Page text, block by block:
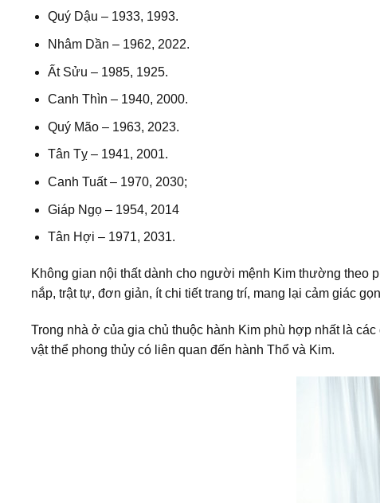
Quý Dậu – 1933, 1993.
Nhâm Dần – 1962, 2022.
Ất Sửu – 1985, 1925.
Canh Thìn – 1940, 2000.
Quý Mão – 1963, 2023.
Tân Tỵ – 1941, 2001.
Canh Tuất – 1970, 2030;
Giáp Ngọ – 1954, 2014
Tân Hợi – 1971, 2031.
Không gian nội thất dành cho người mệnh Kim thường theo
nắp, trật tự, đơn giản, ít chi tiết trang trí, mang lại cảm giác
Trong nhà ở của gia chủ thuộc hành Kim phù hợp nhất là
vật thể phong thủy có liên quan đến hành Thổ và Kim.